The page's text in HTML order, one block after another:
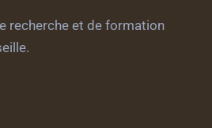
recherche et de formation